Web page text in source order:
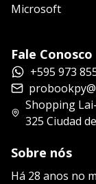
Microsoft
Fale Conosco
+595 973
Shopping
325 Ciudad
Sobre nós
Há 28 anos no